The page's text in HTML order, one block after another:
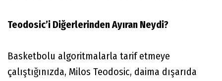
Teodosic’i Diğerlerinden Ayıran Neydi?
Basketbolu algoritmalarla tarif etmeye
çalıştığınızda, Milos Teodosic, daima dışarıda